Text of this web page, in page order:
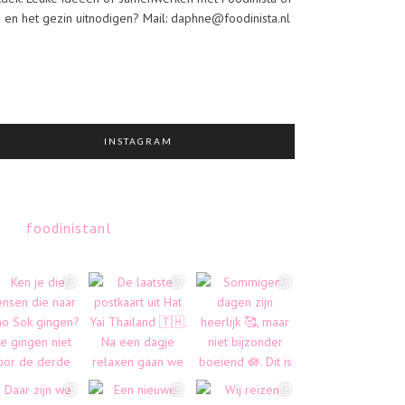
en het gezin uitnodigen? Mail: daphne@foodinista.nl
INSTAGRAM
foodinistanl